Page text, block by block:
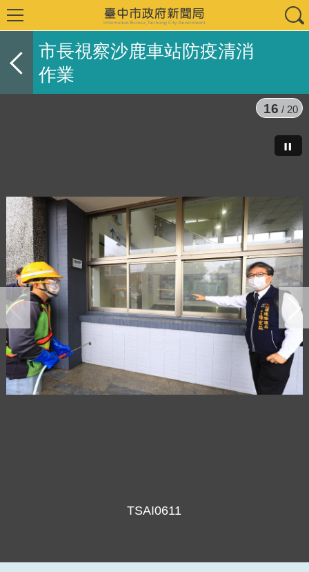
市長視察沙鹿車站防疫清消
作業
TSAI0604
17 / 20